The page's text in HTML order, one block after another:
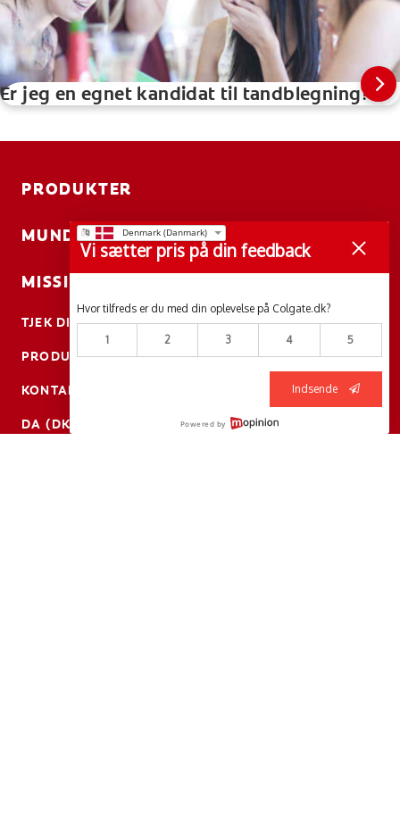
Er jeg en egnet kandidat til tandblegning?
PRODUKTER
MUNDSUNDHED
MISSION
TJEK DIN MUNDSUNDHED
PRODUKTMATCH
KONTAKT OS
DA (DK)
Vi sætter pris på din feedback
Hvor tilfreds er du med din oplevelse på Colgate.dk?
1 2 3 4 5
Indsende
Powered by